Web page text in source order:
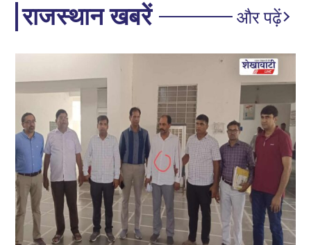
राजस्थान खबरें और पढ़ें